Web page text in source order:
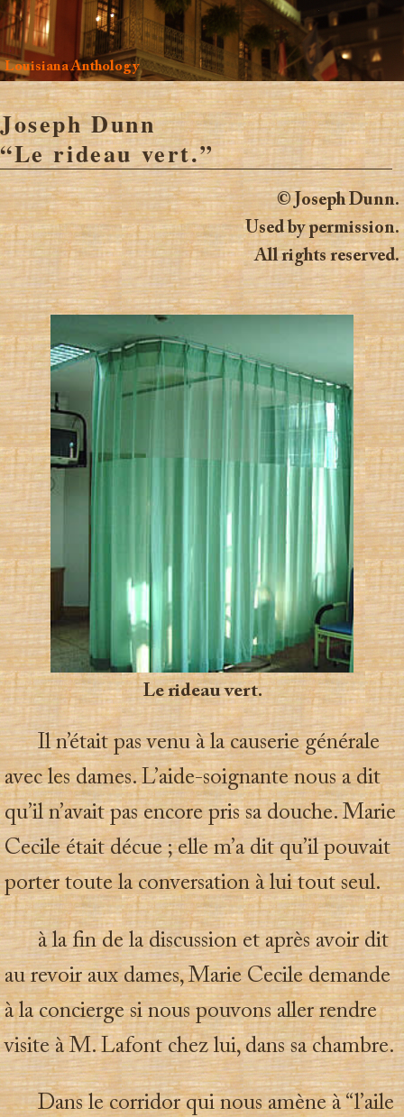
Louisiana Anthology
Joseph Dunn
“Le rideau vert.”
© Joseph Dunn.
Used by permission.
All rights reserved.
Le rideau vert.
Il n’était pas venu à la causerie générale
avec les dames. L’aide-soignante nous a dit
qu’il n’avait pas encore pris sa douche. Marie
Cecile était décue ; elle m’a dit qu’il pouvait
porter toute la conversation à lui tout seul.
à la fin de la discussion et après avoir dit
au revoir aux dames, Marie Cecile demande
à la concierge si nous pouvons aller rendre
visite à M. Lafont chez lui, dans sa chambre.
Dans le corridor qui nous amène à “l’aile